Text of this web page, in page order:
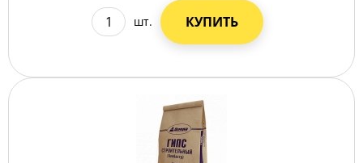
шт. КУПИТЬ